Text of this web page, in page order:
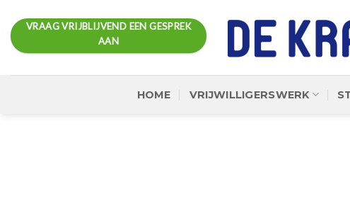
naar
inhoud
VRAAG VRIJBLIJVEND EEN GESPREK
AAN
HOME VRIJWILLIGERSWERK